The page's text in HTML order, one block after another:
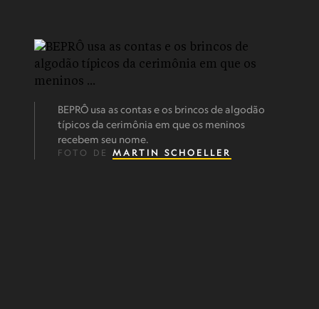
BEPRÔ usa as contas e os brincos de algodão
típicos da cerimônia em que os meninos
recebem seu nome.
FOTO DE MARTIN SCHOELLER